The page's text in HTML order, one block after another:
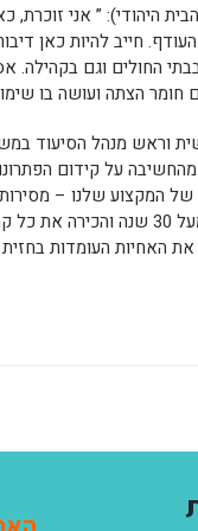
היהודי): ” אני
חייב להיות כאן
החולים וגם בקהילה.
חומר הצתה ועושה בו
וראש מנהל הסיעוד
על קידום
של המקצוע שלנו –
אותו מקום שרק בו עבדה
האחיות העומדות בחזית